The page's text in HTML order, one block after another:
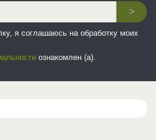
>
я соглашаюсь на обработку моих
ознакомлен (а).